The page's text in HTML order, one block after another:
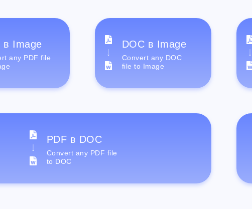
в Image
any PDF file
DOC в Image
Convert any DOC
file to Image
PDF в DOC
Convert any PDF file
to DOC